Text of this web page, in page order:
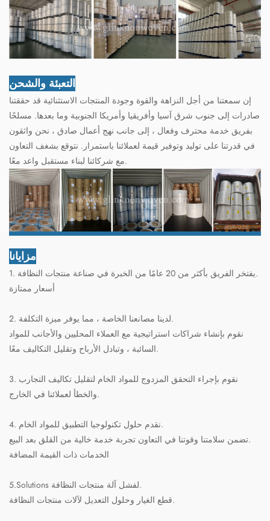
التعبئة والشحن
إن سمعتنا من أجل النزاهة والقوة وجودة المنتجات الاستثنائية قد حققتنا
صادرات إلى جنوب شرق آسيا وأفريقيا وأمريكا الجنوبية وما بعدها. مسلحًا
بفريق خدمة محترف وفعال ، إلى جانب نهج أعمال صادق ، نحن واثقون
في قدرتنا على توليد وتوفير قيمة لعملائنا باستمرار. نتوقع بشغف التعاون
مع شركائنا لبناء مستقبل واعد معًا.
مزايانا
1. يفتخر الفريق بأكثر من 20 عامًا من الخبرة في صناعة منتجات النظافة.
أسعار ممتازة
2. لدينا مصانعنا الخاصة ، مما يوفر ميزة التكلفة.
نقوم بإنشاء شراكات استراتيجية مع العملاء المحليين والأجانب للمواد
السائبة ، وتبادل الأرباح وتقليل التكاليف معًا.
3. نقوم بإجراء التحقق المزدوج للمواد الخام لتقليل تكاليف التجارب
والخطأ لعملائنا في الخارج.
4. نقدم حلول تكنولوجيا التطبيق للمواد الخام.
تضمن سلامتنا وقوتنا في التعاون تجربة خدمة خالية من القلق بعد البيع.
الخدمات ذات القيمة المضافة
5.Solutions لفشل آلة منتجات النظافة.
قطع الغيار وحلول التعديل لآلات منتجات النظافة.